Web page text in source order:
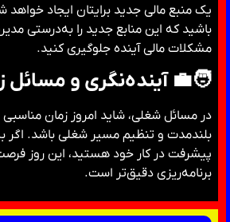
یک منبع مالی جدید برایتان ایجاد خواهد
باشید که این منابع جدید را به‌درستی
مشکلات مالی آینده جلوگیری کنید.
🧑‍💼 آینده‌نگری و مسائل
در مسائل شغلی، شاید امروز زمان
بلندمدت و تنظیم مسیر شغلی باشد. اگر
پیشرفت در کار خود هستید، این روز
برنامه‌ریزی دقیق‌تر است.